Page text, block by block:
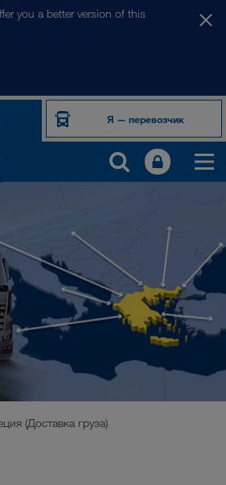
you a better version of this
Я — перевозчик
(Доставка груза)